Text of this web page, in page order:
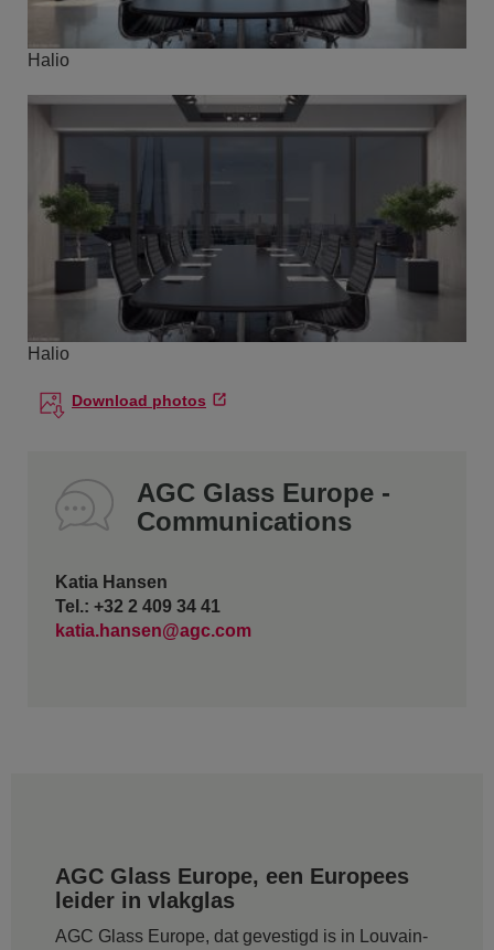
Halio
Halio
Download photos
AGC Glass Europe -
Communications
Katia Hansen
Tel.: +32 2 409 34 41
katia.hansen@agc.com
AGC Glass Europe, een Europees
leider in vlakglas
AGC Glass Europe, dat gevestigd is in Louvain-